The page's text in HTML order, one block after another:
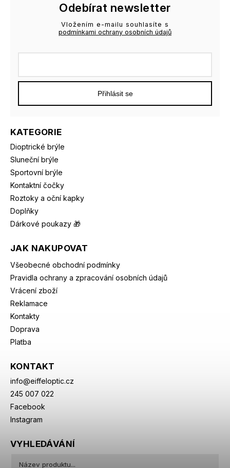
KATEGORIE
Dioptrické brýle
Sluneční brýle
Sportovní brýle
Kontaktní čočky
Roztoky a oční kapky
Doplňky
Dárkové poukazy 🎁
JAK NAKUPOVAT
Všeobecné obchodní podmínky
Pravidla ochrany a zpracování osobních údajů
Vrácení zboží
Reklamace
Kontakty
Doprava
Platba
KONTAKT
info@eiffeloptic.cz
245 007 022
Facebook
Instagram
Odebírat newsletter
Vložením e-mailu souhlasíte s
podmínkami ochrany osobních údajů
Přihlásit se
VYHLEDÁVÁNÍ